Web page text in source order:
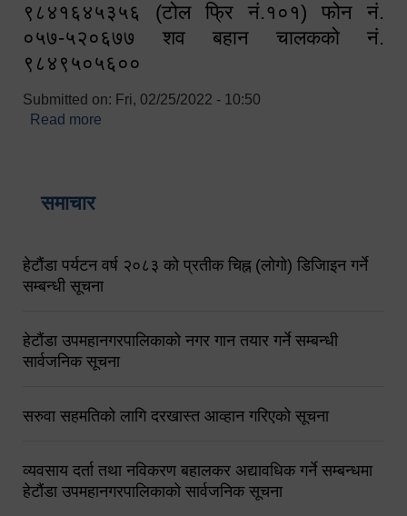
९८४१६४५३५६ (टोल फ्रि नं.१०१) फोन नं.
०५७-५२०६७७ शव बहान चालकको नं.
९८४९५०५६००
Submitted on: Fri, 02/25/2022 - 10:50
Read more
समाचार
हेटौंडा पर्यटन वर्ष २०८३ को प्रतीक चिह्न (लोगो) डिजिाइन गर्ने
सम्बन्धी सूचना
हेटौंडा उपमहानगरपालिकाको नगर गान तयार गर्ने सम्बन्धी
सार्वजनिक सूचना
सरुवा सहमतिको लागि दरखास्त आव्हान गरिएको सूचना
व्यवसाय दर्ता तथा नविकरण बहालकर अद्यावधिक गर्ने सम्बन्धमा
हेटौंडा उपमहानगरपालिकाको सार्वजनिक सूचना